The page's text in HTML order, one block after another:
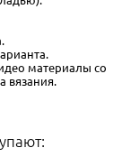
материалы со
вязания.